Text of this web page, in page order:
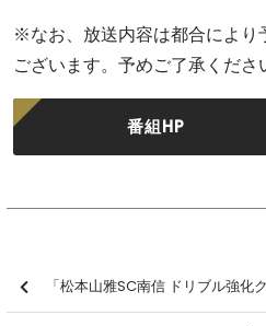
※なお、放送内容は都合により
ございます。予めご了承くださ
番組HP
「松本山雅SC南信 ドリブル強化クリ